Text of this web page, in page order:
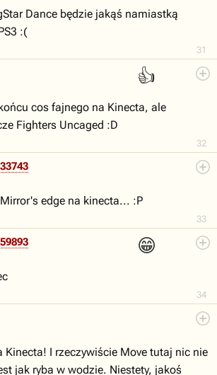
31
Dance będzie jakąś namiastką
:(
👍
32
cos fajnego na Kinecta, ale
Fighters Uncaged :D
33
edge na kinecta... :P
😁
34
Kinecta! I rzeczywiście Move tutaj nic nie
jak ryba w wodzie. Niestety, jakoś